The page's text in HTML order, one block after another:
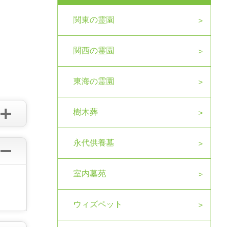
関東の霊園
関西の霊園
東海の霊園
樹木葬
永代供養墓
室内墓苑
ウィズペット